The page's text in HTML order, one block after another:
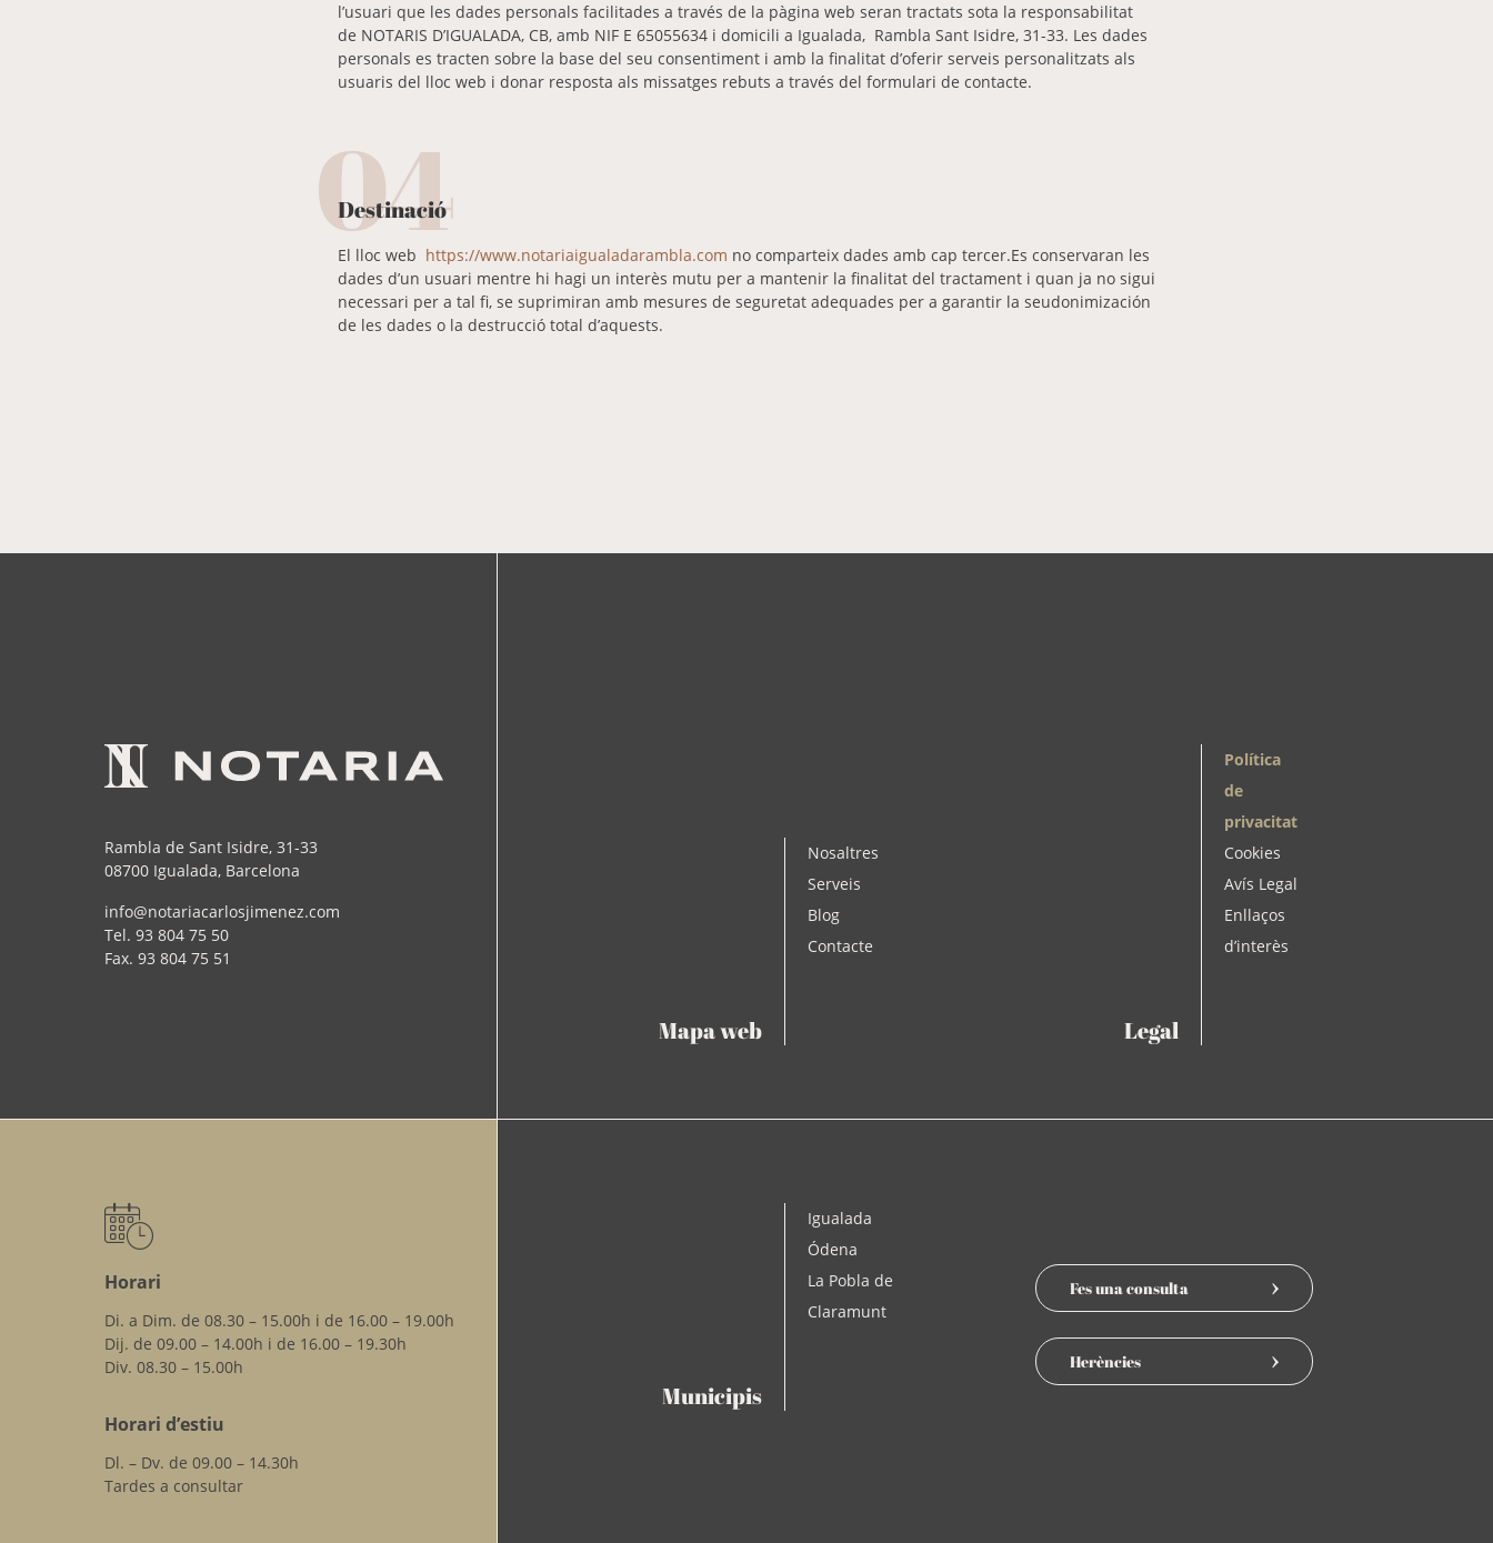
l’usuari que les dades personals facilitades a través de la pàgina web seran tractats sota la responsabilitat
de NOTARIS D’IGUALADA, CB, amb NIF E 65055634 i domicili a Igualada, Rambla Sant Isidre, 31-33. Les dades
personals es tracten sobre la base del seu consentiment i amb la finalitat d’oferir serveis personalitzats als
usuaris del lloc web i donar resposta als missatges rebuts a través del formulari de contacte.
04
Destinació
El lloc web https://www.notariaigualadarambla.com no comparteix dades amb cap tercer.Es conservaran les
dades d’un usuari mentre hi hagi un interès mutu per a mantenir la finalitat del tractament i quan ja no sigui
necessari per a tal fi, se suprimiran amb mesures de seguretat adequades per a garantir la seudonimización
de les dades o la destrucció total d’aquests.
Rambla de Sant Isidre, 31-33
08700 Igualada, Barcelona
info@notariacarlosjimenez.com
Tel.93 804 75 50
Fax.93 804 75 51
Mapa web
Nosaltres
Serveis
Blog
Contacte
Legal
Política
de
privacitat
Cookies
Avís Legal
Enllaços
d’interès
Horari
Di. a Dim. de 08.30 – 15.00h i de 16.00 – 19.00h
Dij. de 09.00 – 14.00h i de 16.00 – 19.30h
Div. 08.30 – 15.00h
Horari d’estiu
Dl. – Dv. de 09.00 – 14.30h
Tardes a consultar
Municipis
Igualada
Ódena
La Pobla de
Claramunt
Fes una consulta
Herències